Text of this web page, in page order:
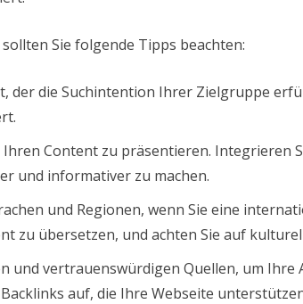
Sie folgende Tipps beachten:
der die Suchintention Ihrer Zielgruppe
Content zu präsentieren. Integrieren
und informativer zu machen.
und Regionen, wenn Sie eine
zu übersetzen, und achten Sie auf
und vertrauenswürdigen Quellen, um
auf, die Ihre Webseite